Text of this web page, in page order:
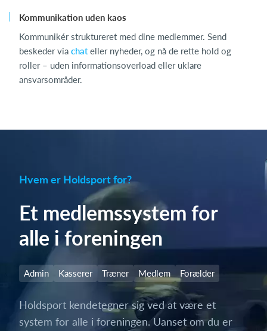
Kommunikation uden kaos
Kommunikér struktureret med dine medlemmer. Send
beskeder via chateller nyheder, og nå de rette hold og
roller – uden informationsoverload eller uklare
ansvarsområder.
Hvem er Holdsport for?
Et medlemssystem for
alle i foreningen
Admin Kasserer Træner Medlem Forælder
Holdsport kendetegner sig ved at være et
system for alle i foreningen. Uanset om du er